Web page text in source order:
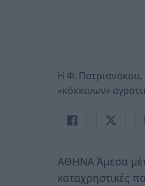
Η Φ. Πατριανάκου,
«κόκκινων»
ΑΘΗΝΑ Άμεσα
καταχρηστικές